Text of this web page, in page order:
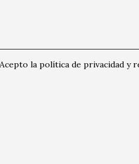
Acepto la política de privacidad y